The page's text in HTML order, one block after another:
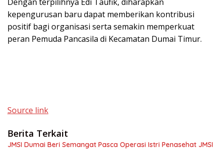
kepengurusan baru dapat memberikan kontribusi
positif bagi organisasi serta semakin memperkuat
peran Pemuda Pancasila di Kecamatan Dumai Timur.
Source link
Berita Terkait
JMSI Dumai Beri Semangat Pasca Operasi Istri Penasehat JMSI